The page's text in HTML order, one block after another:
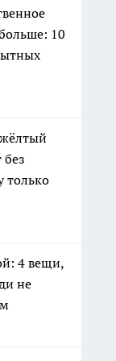
10
без
только
4 вещи,
не